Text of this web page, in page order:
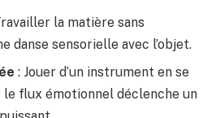
la matière sans
danse sensorielle avec l’objet.
: Jouer d’un instrument en se
le flux émotionnel déclenche un